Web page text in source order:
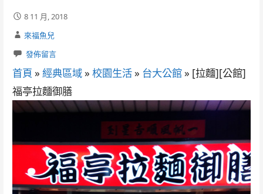
8 11 月, 2018
來福魚兒
發佈留言
首頁 » 經典區域» 校園生活» 台大公館» [拉麵][公館]
福亭拉麵御膳